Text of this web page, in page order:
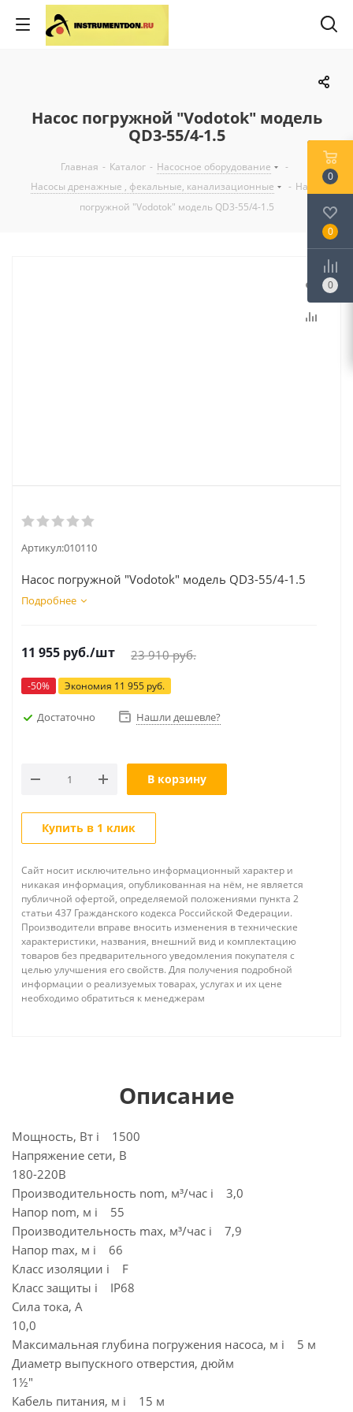
Насос погружной "Vodotok" модель
QD3-55/4-1.5
Главная - Каталог - Насосное оборудование
-
Насосы дренажные , фекальные, канализационные
- Насос
погружной "Vodotok" модель QD3-55/4-1.5
Артикул:010110
Насос погружной "Vodotok" модель QD3-55/4-1.5
Подробнее
11 955 руб./шт 23 910руб.
-50% Экономия 11 955 руб.
Достаточно Нашли дешевле?
В корзину
Купить в 1 клик
Сайт носит исключительно информационный характер и
никакая информация, опубликованная на нём, не является
публичной офертой, определяемой положениями пункта 2
статьи 437 Гражданского кодекса Российской Федерации.
Производители вправе вносить изменения в технические
характеристики, названия, внешний вид и комплектацию
товаров без предварительного уведомления покупателя с
целью улучшения его свойств. Для получения подробной
информации о реализуемых товарах, услугах и их цене
необходимо обратиться к менеджерам
Описание
Мощность, Вт i 1500
Напряжение сети, В
180-220В
Производительность nom, м³/час i 3,0
Напор nom, м i 55
Производительность max, м³/час i 7,9
Напор max, м i 66
Класс изоляции i F
Класс защиты i IP68
Сила тока, А
10,0
Максимальная глубина погружения насоса, м i 5 м
Диаметр выпускного отверстия, дюйм
1½"
Кабель питания, м i 15 м
0
0
0